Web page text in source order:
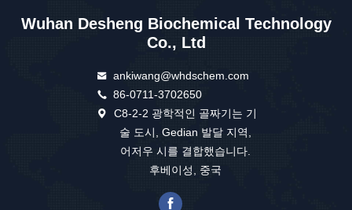
Wuhan Desheng Biochemical Technology
Co., Ltd
ankiwang@whdschem.com
86-0711-3702650
C8-2-2 광학적인 골짜기는 기
술 도시, Gedian 발달 지역,
어저우 시를 결합했습니다.
후베이성, 중국